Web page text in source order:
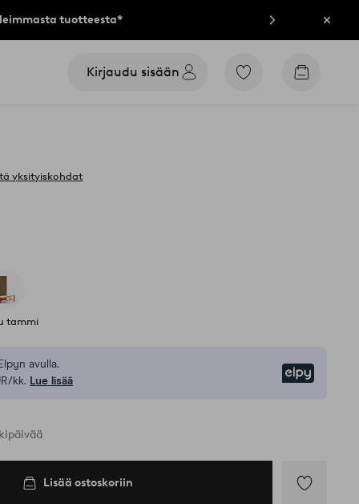
tuotteesta* Sulje
Kirjaudu sisään
Siirry
Siirry
yksityiskohdat
tammi
avulla.
kk. Lue lisää
Lisää ostoskoriin